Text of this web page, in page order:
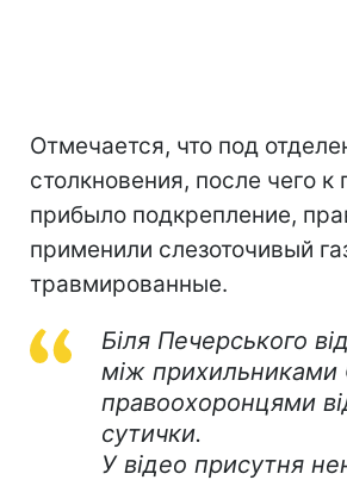
Отмечается, что под
столкновения, после чего к
прибыло подкрепление,
применили слезоточивый
травмированные.
Біля Печерського
між прихильниками
правоохоронцями
сутички.
У відео присутня